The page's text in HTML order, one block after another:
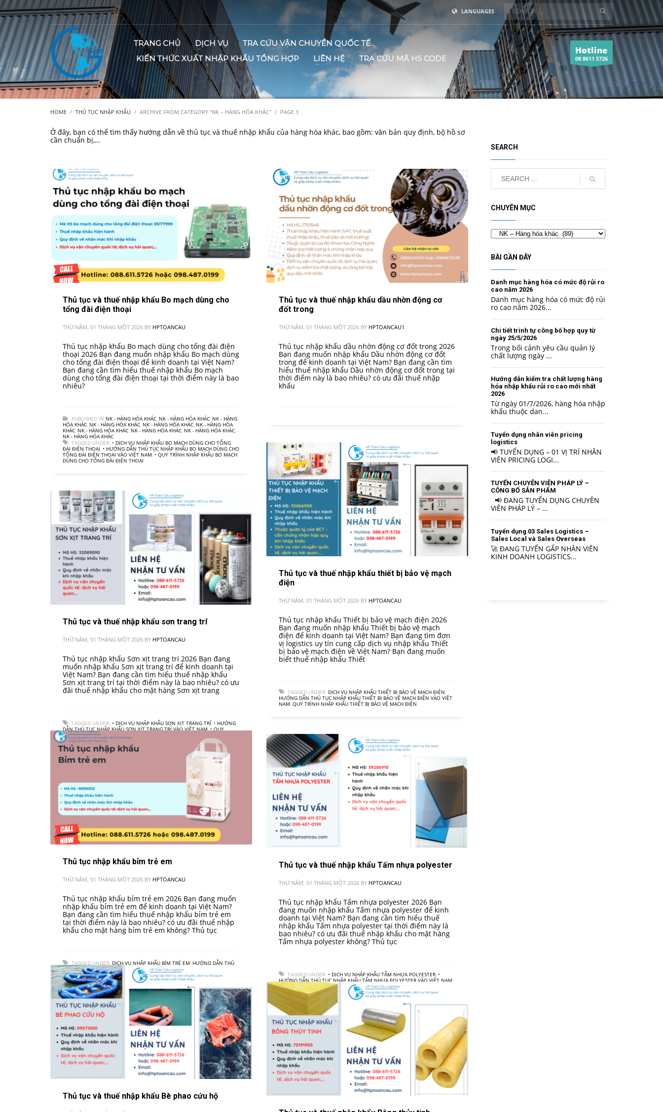
LANGUAGES
TRANG CHỦ DỊCH VỤ
TRA CỨU VẬN CHUYỂN QUỐC TẾ
KIẾN THỨC XUẤT NHẬP KHẨU TỔNG HỢP
LIÊN HỆ TRA CỨU MÃ HS CODE
Hotline
08 8611 5726
HOME THỦ TỤC NHẬP KHẨU ARCHIVE FROM CATEGORY "NK – HÀNG HÓA KHÁC" PAGE 3
Ở đây, bạn có thể tìm thấy hướng dẫn về thủ tục và thuế nhập khẩu của hàng hóa khác, bao gồm: văn bản quy định, bộ hồ sơ
cần chuẩn bị,…
Thủ tục và thuế nhập khẩu Bo mạch dùng cho
tổng đài điện thoại
THỨ NĂM, 01 THÁNG MỘT 2026 BY HPTOANCAU
Thủ tục nhập khẩu Bo mạch dùng cho tổng đài điện
thoại 2026 Bạn đang muốn nhập khẩu Bo mạch dùng
cho tổng đài điện thoại để kinh doanh tại Việt Nam?
Bạn đang cần tìm hiểu thuế nhập khẩu Bo mạch
dùng cho tổng đài điện thoại tại thời điểm này là bao
nhiêu?
PUBLISHED IN NK - HÀNG HÓA KHÁC, NK - HÀNG HÓA KHÁC, NK - HÀNG
HÓA KHÁC, NK - HÀNG HÓA KHÁC, NK - HÀNG HÓA KHÁC, NK - HÀNG HÓA
KHÁC, NK - HÀNG HÓA KHÁC, NK - HÀNG HÓA KHÁC, NK - HÀNG HÓA KHÁC,
NK - HÀNG HÓA KHÁC
TAGGED UNDER: • DỊCH VỤ NHẬP KHẨU BO MẠCH DÙNG CHO TỔNG
ĐÀI ĐIỆN THOẠI, • HƯỚNG DẪN THỦ TỤC NHẬP KHẨU BO MẠCH DÙNG CHO
TỔNG ĐÀI ĐIỆN THOẠI VÀO VIỆT NAM, • QUY TRÌNH NHẬP KHẨU BO MẠCH
DÙNG CHO TỔNG ĐÀI ĐIỆN THOẠI
Thủ tục và thuế nhập khẩu dầu nhờn động cơ
đốt trong
THỨ NĂM, 01 THÁNG MỘT 2026 BY HPTOANCAU1
Thủ tục nhập khẩu dầu nhờn động cơ đốt trong 2026
Bạn đang muốn nhập khẩu Dầu nhờn động cơ đốt
trong để kinh doanh tại Việt Nam? Bạn đang cần tìm
hiểu thuế nhập khẩu Dầu nhờn động cơ đốt trong tại
thời điểm này là bao nhiêu? có ưu đãi thuế nhập
khẩu
Thủ tục và thuế nhập khẩu thiết bị bảo vệ mạch
điện
THỨ NĂM, 01 THÁNG MỘT 2026 BY HPTOANCAU
Thủ tục nhập khẩu Thiết bị bảo vệ mạch điện 2026
Bạn đang muốn nhập khẩu Thiết bị bảo vệ mạch
điện để kinh doanh tại Việt Nam? Bạn đang tìm đơn
vị logistics uy tín cung cấp dịch vụ nhập khẩu Thiết
bị bảo vệ mạch điện về Việt Nam? Bạn đang muốn
biết thuế nhập khẩu Thiết
TAGGED UNDER: DỊCH VỤ NHẬP KHẨU THIẾT BỊ BẢO VỆ MẠCH ĐIỆN,
HƯỚNG DẪN THỦ TỤC NHẬP KHẨU THIẾT BỊ BẢO VỆ MẠCH ĐIỆN VÀO VIỆT
NAM, QUY TRÌNH NHẬP KHẨU THIẾT BỊ BẢO VỆ MẠCH ĐIỆN
Thủ tục và thuế nhập khẩu sơn trang trí
THỨ NĂM, 01 THÁNG MỘT 2026 BY HPTOANCAU
Thủ tục nhập khẩu Sơn xịt trang trí 2026 Bạn đang
muốn nhập khẩu Sơn xịt trang trí để kinh doanh tại
Việt Nam? Bạn đang cần tìm hiểu thuế nhập khẩu
Sơn xịt trang trí tại thời điểm này là bao nhiêu? có ưu
đãi thuế nhập khẩu cho mặt hàng Sơn xịt trang
TAGGED UNDER: • DỊCH VỤ NHẬP KHẨU SƠN XỊT TRANG TRÍ, • HƯỚNG
DẪN THỦ TỤC NHẬP KHẨU SƠN XỊT TRANG TRÍ VÀO VIỆT NAM,• QUY
TRÌNH NHẬP KHẨU SƠN XỊT TRANG TRÍ
TRANG TRÍ,CÔNG TY LOGISTICS VẬN CHUYỂN HÀNG HOÁ QUỐC TẾ
Thủ tục nhập khẩu bỉm trẻ em
THỨ NĂM, 01 THÁNG MỘT 2026 BY HPTOANCAU
Thủ tục nhập khẩu bỉm trẻ em 2026 Bạn đang muốn
nhập khẩu bỉm trẻ em để kinh doanh tại Việt Nam?
Bạn đang cần tìm hiểu thuế nhập khẩu bỉm trẻ em
tại thời điểm này là bao nhiêu? có ưu đãi thuế nhập
khẩu cho mặt hàng bỉm trẻ em không? Thủ tục
TAGGED UNDER: DỊCH VỤ NHẬP KHẨU BỈM TRẺ EM, HƯỚNG DẪN THỦ
TỤC NHẬP KHẨU BỈM TRẺ EM VÀO VIỆT NAM,QUY TRÌNH NHẬP KHẨU BỈM
TRẺ EM,THUẾ NHẬP KHẨU BỈM TRẺ EM
Thủ tục và thuế nhập khẩu Tấm nhựa polyester
THỨ NĂM, 01 THÁNG MỘT 2026 BY HPTOANCAU
Thủ tục nhập khẩu Tấm nhựa polyester 2026 Bạn
đang muốn nhập khẩu Tấm nhựa polyester để kinh
doanh tại Việt Nam? Bạn đang cần tìm hiểu thuế
nhập khẩu Tấm nhựa polyester tại thời điểm này là
bao nhiêu? có ưu đãi thuế nhập khẩu cho mặt hàng
Tấm nhựa polyester không? Thủ tục
TAGGED UNDER: • DỊCH VỤ NHẬP KHẨU TẤM NHỰA POLYESTER, •
HƯỚNG DẪN THỦ TỤC NHẬP KHẨU TẤM NHỰA POLYESTER VÀO VIỆT NAM
• QUY TRÌNH NHẬP KHẨU TẤM NHỰA POLYESTER,• THUẾ NHẬP KHẨU TẤM
NHỰA POLYESTER,CÔNG TY LOGISTICS,VẬN CHUYỂN HÀNG HOÁ QUỐC TẾ
Thủ tục và thuế nhập khẩu Bè phao cứu hộ
SEARCH
CHUYÊN MỤC
Chuyên
mục
BÀI GẦN ĐÂY
Danh mục hàng hóa có mức độ rủi ro
cao năm 2026
Danh mục hàng hóa có mức độ rủi
ro cao năm 2026...
Chi tiết trình tự công bố hợp quy từ
ngày 25/5/2026
Trong bối cảnh yêu cầu quản lý
chất lượng ngày ...
Hướng dẫn kiểm tra chất lượng hàng
hóa nhập khẩu rủi ro cao mới nhất
2026
Từ ngày 01/7/2026, hàng hóa nhập
khẩu thuộc dan...
Tuyển dụng nhân viên pricing
logistics
📢 TUYỂN DỤNG – 01 VỊ TRÍ NHÂN
VIÊN PRICING LOGI...
TUYỂN CHUYÊN VIÊN PHÁP LÝ –
CÔNG BỐ SẢN PHẨM
📢 ĐANG TUYỂN DỤNG CHUYÊN
VIÊN PHÁP LÝ – ...
Tuyển dụng 03 Sales Logistics –
Sales Local và Sales Overseas
🚀 ĐANG TUYỂN GẤP NHÂN VIÊN
KINH DOANH LOGISTICS...